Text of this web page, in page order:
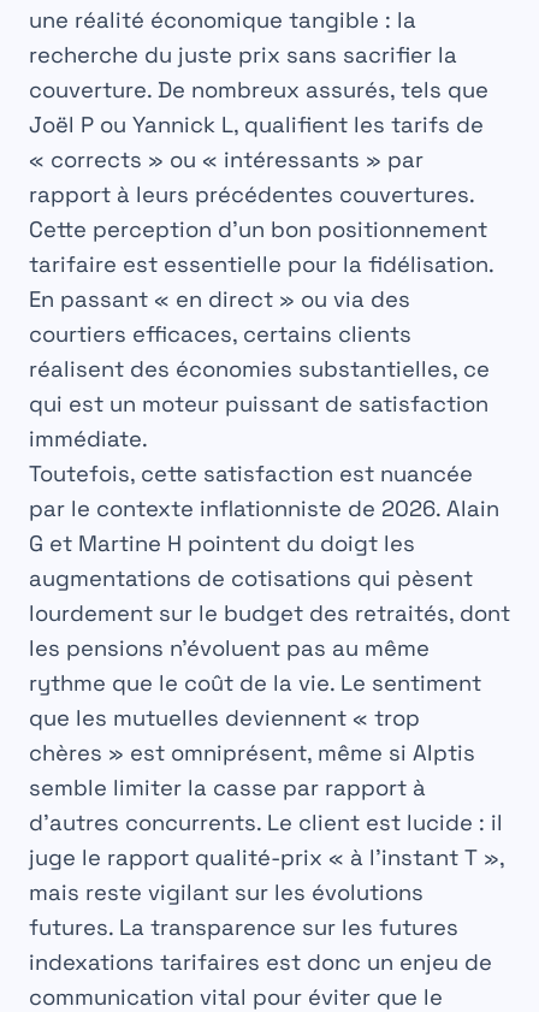
une réalité économique tangible : la
recherche du juste prix sans sacrifier la
couverture. De nombreux assurés, tels que
Joël P ou Yannick L, qualifient les tarifs de
« corrects » ou « intéressants » par
rapport à leurs précédentes couvertures.
Cette perception d’un bon positionnement
tarifaire est essentielle pour la fidélisation.
En passant « en direct » ou via des
courtiers efficaces, certains clients
réalisent des économies substantielles, ce
qui est un moteur puissant de satisfaction
immédiate.
Toutefois, cette satisfaction est nuancée
par le contexte inflationniste de 2026. Alain
G et Martine H pointent du doigt les
augmentations de cotisations qui pèsent
lourdement sur le budget des retraités, dont
les pensions n’évoluent pas au même
rythme que le coût de la vie. Le sentiment
que les mutuelles deviennent « trop
chères » est omniprésent, même si Alptis
semble limiter la casse par rapport à
d’autres concurrents. Le client est lucide : il
juge le rapport qualité-prix « à l’instant T »,
mais reste vigilant sur les évolutions
futures. La transparence sur les futures
indexations tarifaires est donc un enjeu de
communication vital pour éviter que le